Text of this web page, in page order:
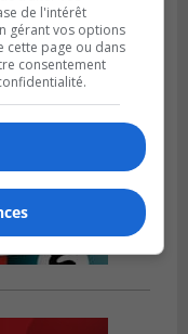
de l'intérêt
gérant vos options
cette page ou dans
consentement